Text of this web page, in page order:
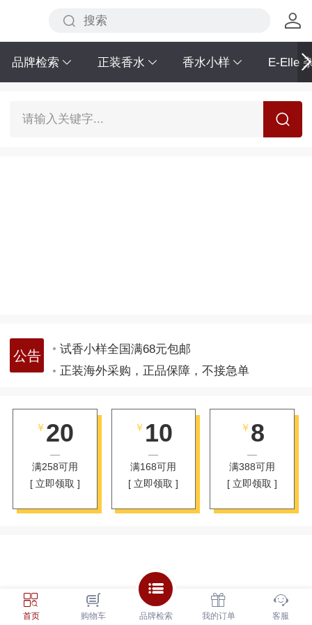
品牌检索 正装香水 香水小样 E-Elle
请输入关键字...
试香小样全国满68元包邮
正装海外采购，正品保障，不接急单
试香小样全国满68元包邮
正装海外采购，正品保障，不接急单
关注公众号“觅香派对”，一键登录
￥ 20
满258可用
[ 立即领取 ]
￥ 10
满168可用
[ 立即领取 ]
￥ 8
满388可用
[ 立即领取 ]
首页 购物车 品牌检索 我的订单 客服